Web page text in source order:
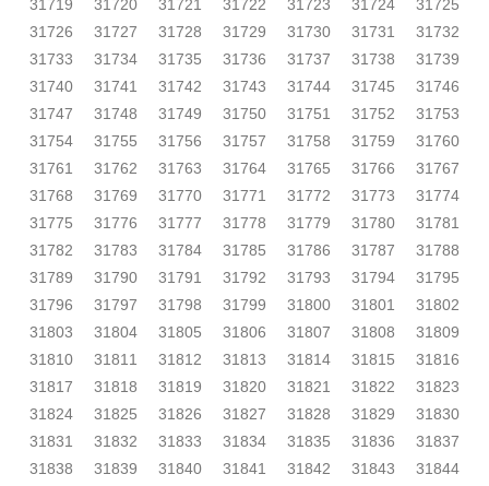
31719 31720 31721 31722 31723 31724
31725
31726
31727 31728 31729 31730 31731
31732
31733
31734 31735 31736 31737 31738
31739
31740
31741 31742 31743 31744 31745
31746
31747
31748 31749 31750 31751 31752
31753
31754
31755 31756 31757 31758 31759
31760
31761
31762 31763 31764 31765 31766
31767
31768
31769 31770 31771 31772 31773
31774
31775
31776 31777 31778 31779 31780
31781
31782
31783 31784 31785 31786 31787
31788
31789
31790 31791 31792 31793 31794
31795
31796
31797 31798 31799 31800 31801
31802
31803
31804 31805 31806 31807 31808
31809
31810
31811 31812 31813 31814 31815
31816
31817
31818 31819 31820 31821 31822
31823
31824
31825 31826 31827 31828 31829
31830
31831
31832 31833 31834 31835 31836
31837
31838
31839 31840 31841 31842 31843
31844